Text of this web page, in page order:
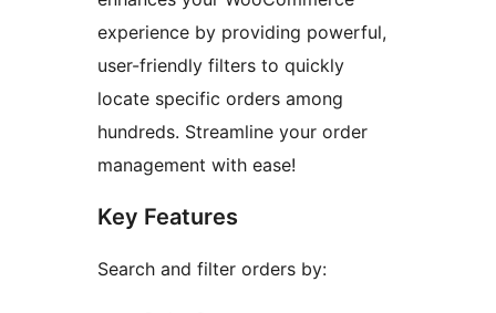
experience by providing powerful,
user-friendly filters to quickly
locate specific orders among
hundreds. Streamline your order
management with ease!
Key Features
Search and filter orders by: